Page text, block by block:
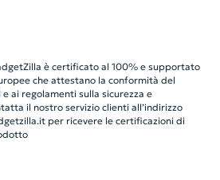
è certificato al 100% e supportato
che attestano la conformità del
ai regolamenti sulla sicurezza e
il nostro servizio clienti all’indirizzo
per ricevere le certificazioni di